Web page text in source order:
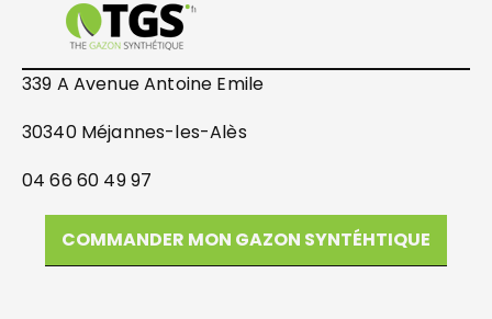
339 A Avenue Antoine Emile
30340 Méjannes-les-Alès
04 66 60 49 97
COMMANDER MON GAZON SYNTÉHTIQUE